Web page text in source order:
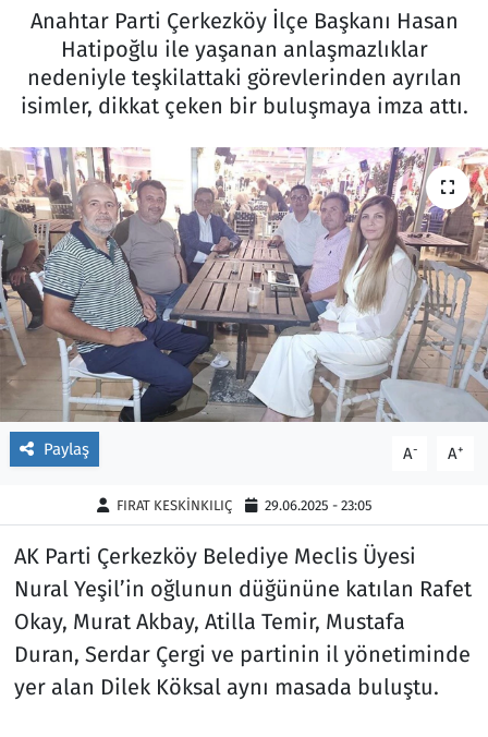
Anahtar Parti Çerkezköy İlçe Başkanı Hasan
Hatipoğlu ile yaşanan anlaşmazlıklar
nedeniyle teşkilattaki görevlerinden ayrılan
isimler, dikkat çeken bir buluşmaya imza attı.
Paylaş A- A+
FIRAT KESKİNKILIÇ 29.06.2025 - 23:05
AK Parti Çerkezköy Belediye Meclis Üyesi
Nural Yeşil’in oğlunun düğününe katılan Rafet
Okay, Murat Akbay, Atilla Temir, Mustafa
Duran, Serdar Çergi ve partinin il yönetiminde
yer alan Dilek Köksal aynı masada buluştu.
Asayiş
Eğitim
Ekonomi
Siyaset
Foto Galeri
Video
Yazarlar
Ara
Ergene
Genel
Gündem
Kapaklı
Kırklareli
Kültür Sanat
Malkara
Marmaraereğlisi
Şarköy
Siyaset
Son Dakika Haberleri
Haber Arşivi